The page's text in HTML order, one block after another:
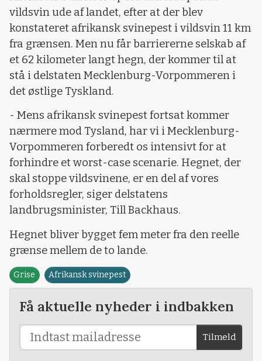
vildsvin ude af landet, efter at der blev
konstateret afrikansk svinepest i vildsvin 11 km
fra grænsen. Men nu får barriererne selskab af
et 62 kilometer langt hegn, der kommer til at
stå i delstaten Mecklenburg-Vorpommeren i
det østlige Tyskland.
- Mens afrikansk svinepest fortsat kommer
nærmere mod Tysland, har vi i Mecklenburg-
Vorpommeren forberedt os intensivt for at
forhindre et worst-case scenarie. Hegnet, der
skal stoppe vildsvinene, er en del af vores
forholdsregler, siger delstatens
landbrugsminister, Till Backhaus.
Hegnet bliver bygget fem meter fra den reelle
grænse mellem de to lande.
Grise Afrikansk svinepest
Få aktuelle nyheder i indbakken
Tilmeld